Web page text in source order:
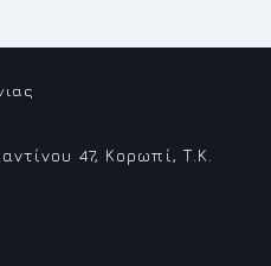
47, Κορωπί, Τ.Κ.